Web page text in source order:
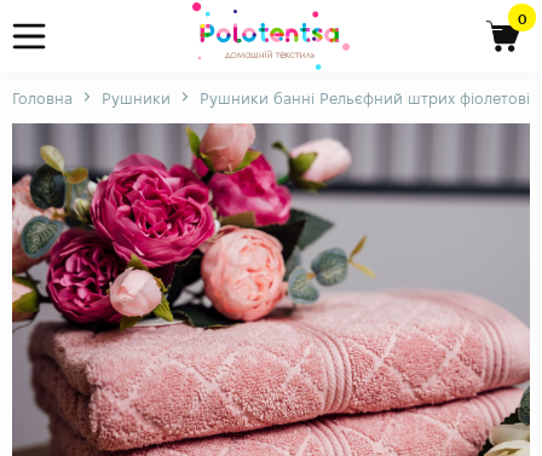
0
Головна Рушники Рушники банні Рельєфний штрих фіолетові